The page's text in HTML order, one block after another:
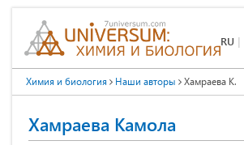
RU |
Химия и биология Наши авторы Хамраева К.
Хамраева Камола